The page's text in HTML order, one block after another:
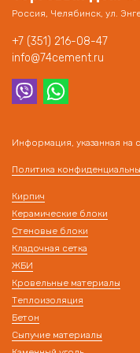
Россия, Челябинск, ул.
+7 (351) 216-08-47
info@74cement.ru
Информация, указанная на
Политика
Кирпич
Керамические блоки
Стеновые блоки
Кладочная сетка
ЖБИ
Кровельные материалы
Теплоизоляция
Бетон
Сыпучие материалы